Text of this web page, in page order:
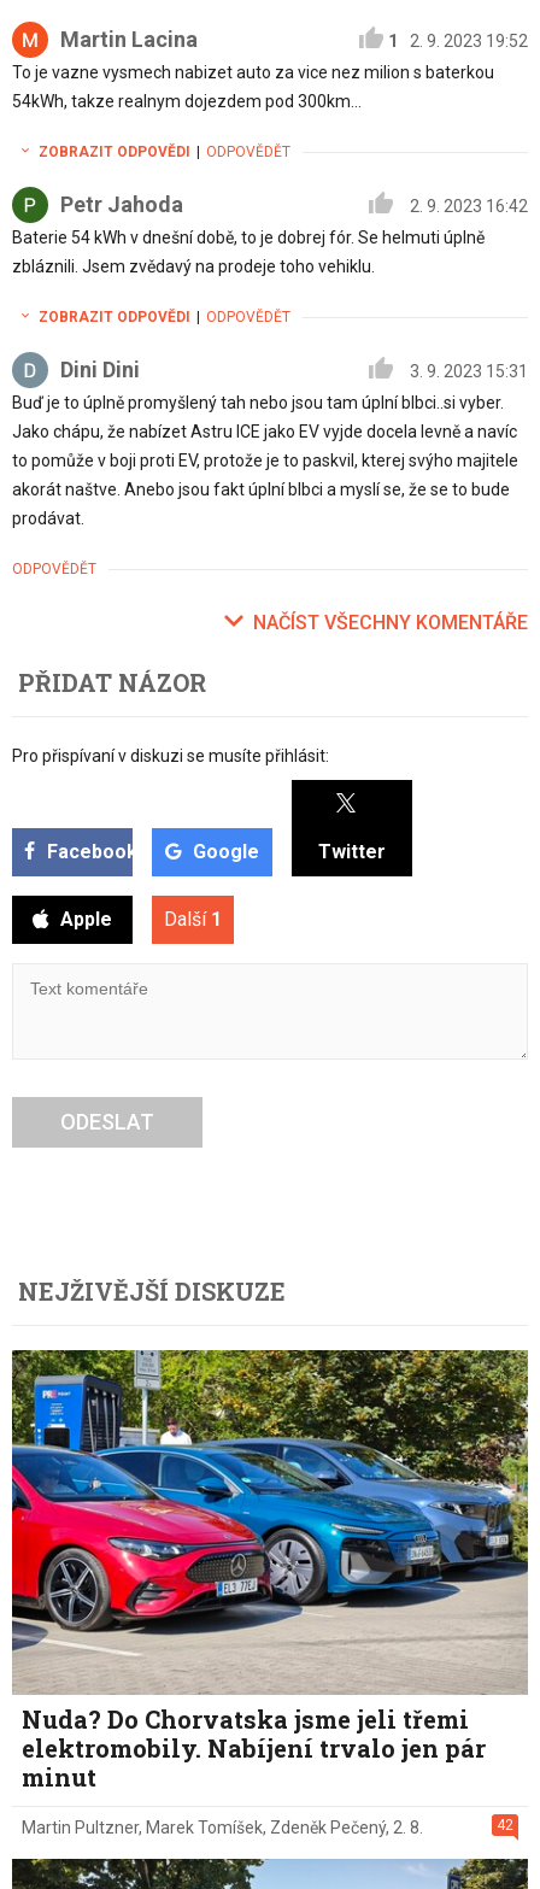
Martin Lacina 1
2. 9. 2023 19:52
To je vazne vysmech nabizet auto za vice nez milion s baterkou
54kWh, takze realnym dojezdem pod 300km…
ZOBRAZIT ODPOVĚDI ODPOVĚDĚT
Petr Jahoda
2. 9. 2023 16:42
Baterie 54 kWh v dnešní době, to je dobrej fór. Se helmuti úplně
zbláznili. Jsem zvědavý na prodeje toho vehiklu.
ZOBRAZIT ODPOVĚDI ODPOVĚDĚT
Dini Dini
3. 9. 2023 15:31
Buď je to úplně promyšlený tah nebo jsou tam úplní blbci..si vyber.
Jako chápu, že nabízet Astru ICE jako EV vyjde docela levně a navíc
to pomůže v boji proti EV, protože je to paskvil, kterej svýho majitele
akorát naštve. Anebo jsou fakt úplní blbci a myslí se, že se to bude
prodávat.
ODPOVĚDĚT
NAČÍST VŠECHNY KOMENTÁŘE
PŘIDAT NÁZOR
Pro přispívaní v diskuzi se musíte přihlásit:
Facebook Google Twitter
Apple Další 1
ODESLAT
NEJŽIVĚJŠÍ DISKUZE
Nuda? Do Chorvatska jsme jeli třemi
elektromobily. Nabíjení trvalo jen pár
minut
42
Martin Pultzner, Marek Tomíšek, Zdeněk Pečený, 2. 8.